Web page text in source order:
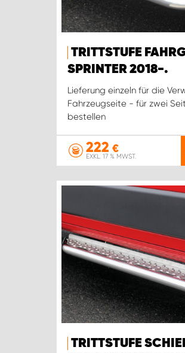
TRITTSTUFE
SPRINTER 2018-.
Lieferung einzeln für die
Fahrzeugseite - für zwei
bestellen
222 €
EXKL. 17 % MWST.
TRITTSTUFE